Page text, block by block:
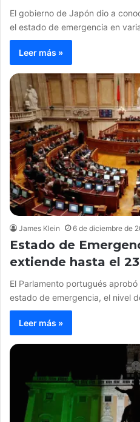
El gobierno de Japón dio a
el estado de emergencia en
Leer más »
James Klein 6 de diciembre de
Estado de
extiende hasta el
El Parlamento portugués
estado de emergencia, el nivel
Leer más »